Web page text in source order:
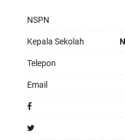
NSPN
Kepala Sekolah
Telepon
Email